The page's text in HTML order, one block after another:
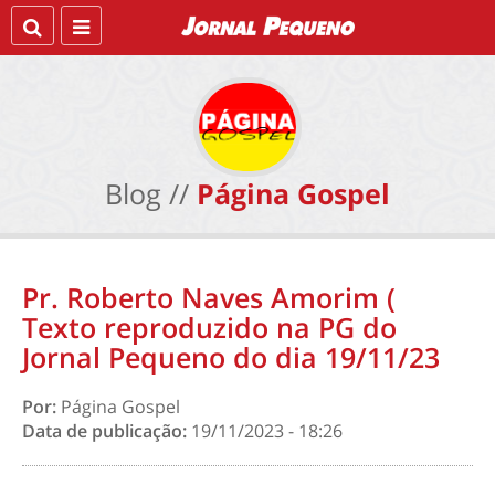
Blog // Página Gospel
Pr. Roberto Naves Amorim (
Texto reproduzido na PG do
Jornal Pequeno do dia 19/11/23
Por: Página Gospel
Data de publicação: 19/11/2023 - 18:26